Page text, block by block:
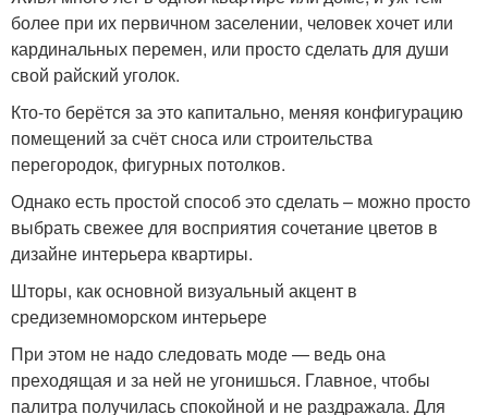
более при их первичном заселении, человек хочет или
кардинальных перемен, или просто сделать для души
свой райский уголок.
Кто-то берётся за это капитально, меняя конфигурацию
помещений за счёт сноса или строительства
перегородок, фигурных потолков.
Однако есть простой способ это сделать – можно просто
выбрать свежее для восприятия сочетание цветов в
дизайне интерьера квартиры.
Шторы, как основной визуальный акцент в
средиземноморском интерьере
При этом не надо следовать моде — ведь она
преходящая и за ней не угонишься. Главное, чтобы
палитра получилась спокойной и не раздражала. Для